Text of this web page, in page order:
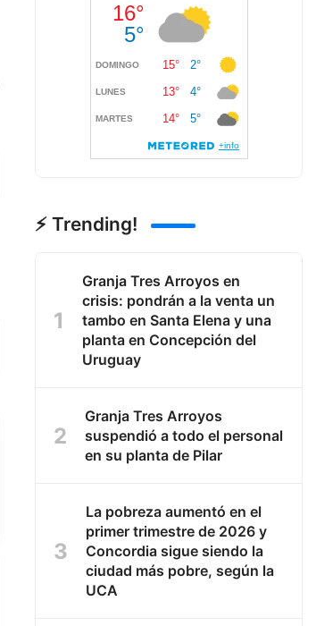
⚡ Trending!
Granja Tres Arroyos en
crisis: pondrán a la venta un
tambo en Santa Elena y una
planta en Concepción del
Uruguay
Granja Tres Arroyos
suspendió a todo el personal
en su planta de Pilar
La pobreza aumentó en el
primer trimestre de 2026 y
Concordia sigue siendo la
ciudad más pobre, según la
UCA